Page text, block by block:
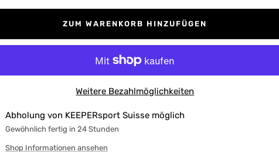
ZUM WARENKORB HINZUFÜGEN
Weitere Bezahlmöglichkeiten
Abholung von KEEPERsport Suisse möglich
Gewöhnlich fertig in 24 Stunden
Shop Informationen ansehen